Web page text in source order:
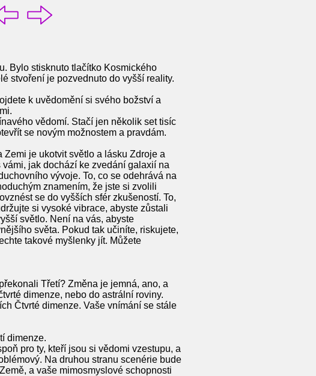
Bylo stisknuto tlačítko Kosmického
stvoření je pozvednuto do vyšší reality.
k uvědomění si svého božství a
vědomí. Stačí jen několik set tisíc
se novým možnostem a pravdám.
Zemi je ukotvit světlo a lásku Zdroje a
jak dochází ke zvedání galaxií na
vývoje. To, co se odehrává na
znamením, že jste si zvolili
se do vyšších sfér zkušeností. To,
si vysoké vibrace, abyste zůstali
světlo. Není na vás, abyste
světa. Pokud tak učiníte, riskujete,
takové myšlenky jít. Můžete
Třetí? Změna je jemná, ano, a
dimenze, nebo do astrální roviny.
Čtvrté dimenze. Vaše vnímání se stále
dimenze.
pro ty, kteří jsou si vědomi vzestupu, a
Na druhou stranu scenérie bude
a vaše mimosmyslové schopnosti